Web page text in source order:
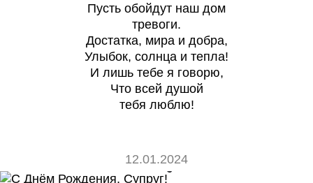
Пусть обойдут наш дом
тревоги.
Достатка, мира и добра,
Улыбок, солнца и тепла!
И лишь тебе я говорю,
Что всей душой
тебя люблю!
12.01.2024
0